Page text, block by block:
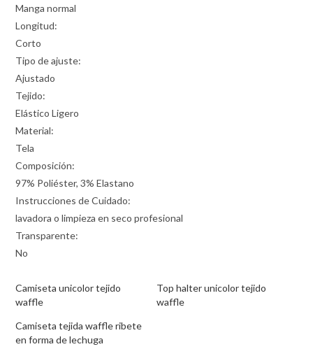
Manga normal
Longitud:
Corto
Tipo de ajuste:
Ajustado
Tejido:
Elástico Ligero
Material:
Tela
Composición:
97% Poliéster, 3% Elastano
Instrucciones de Cuidado:
lavadora o limpieza en seco profesional
Transparente:
No
Camiseta unicolor tejido
waffle
Top halter unicolor tejido
waffle
Camiseta tejida waffle ribete
en forma de lechuga